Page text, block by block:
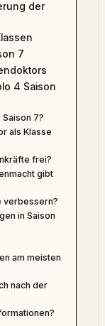
der
7
4 Saison
Saison 7?
als Klasse
frei?
gibt
verbessern?
in Saison
am meisten
nach der